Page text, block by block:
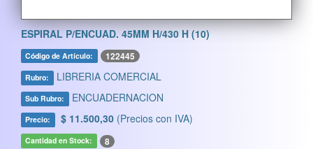
ESPIRAL P/ENCUAD. 45MM H/430 H (10)
Código de Artículo: 122445
Rubro: LIBRERIA COMERCIAL
Sub Rubro: ENCUADERNACION
Precio: $ 11.500,30 (Precios con IVA)
Cantidad en Stock: 8